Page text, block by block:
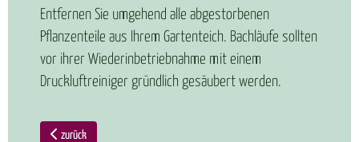
Entfernen Sie umgehend alle abgestorbenen
Pflanzenteile aus Ihrem Gartenteich. Bachläufe sollten
vor ihrer Wiederinbetriebnahme mit einem
Druckluftreiniger gründlich gesäubert werden.
zurück